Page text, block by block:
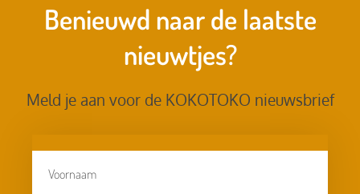
Benieuwd naar de laatste
nieuwtjes?
Meld je aan voor de KOKOTOKO nieuwsbrief